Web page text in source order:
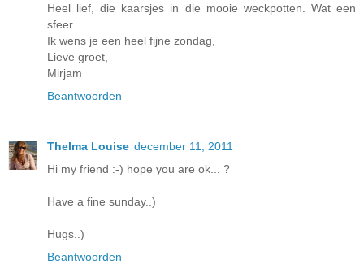
Heel lief, die kaarsjes in die mooie weckpotten. Wat een
sfeer.
Ik wens je een heel fijne zondag,
Lieve groet,
Mirjam
Beantwoorden
Thelma Louise december 11, 2011
Hi my friend :-) hope you are ok... ?
Have a fine sunday..)
Hugs..)
Beantwoorden